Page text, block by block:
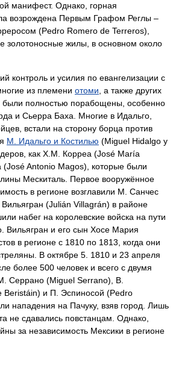
манифест. Однако, горная
возрождена Первым Графом Реглы –
(Pedro Romero de Terreros),
золотоносные жилы, в основном около
контроль и усилия по евангелизации с
из племени отоми, а также других
были полностью порабощены, особенно
и Сьерра Баха. Многие в Идальго,
встали на сторону борца против
М. Идальго и Костилью (Miguel Hidalgo y
как Х.М. Корреа (José María
Antonio Magos), которые были
Мескиталь. Первое вооружённое
в регионе возглавили М. Санчес
(Julián Villagrán) в районе
набег на королевские войска на пути
Вильягран и его сын Хосе Мария
в регионе с 1810 по 1813, когда они
В октябре 5. 1810 и 23 апреля
более 500 человек и всего с двумя
Серрано (Miguel Serrano), В.
Beristáin) и П. Эспиносой (Pedro
нападения на Пачуку, взяв город. Лишь
не сдавались повстанцам. Однако,
за независимость Мексики в регионе